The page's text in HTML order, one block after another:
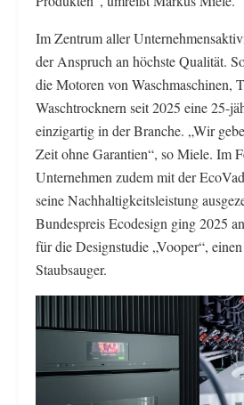
Im Zentrum aller
der Anspruch an höchste Qualität.
die Motoren von Waschmaschinen,
Waschtrocknern seit 2025 eine 25-
einzigartig in der Branche. „Wir
Zeit ohne Garantien“, so Miele. Im
Unternehmen zudem mit der
seine Nachhaltigkeitsleistung
Bundespreis Ecodesign ging 2025
für die Designstudie „Vooper“,
Staubsauger.